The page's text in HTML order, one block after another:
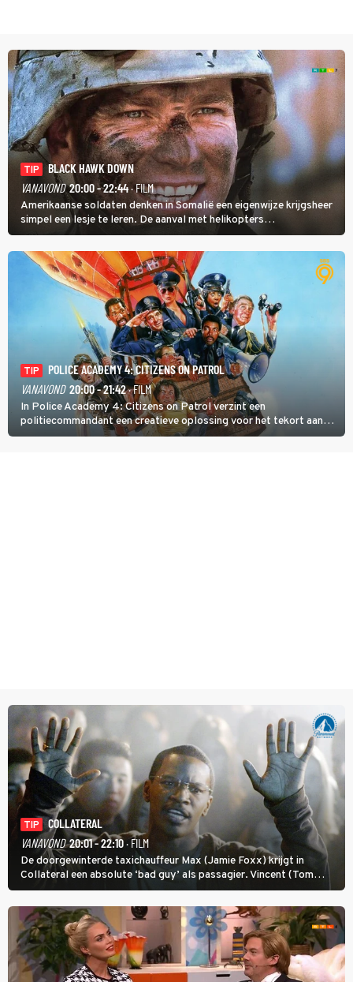
TIP
BLACK HAWK DOWN
VANAVOND 20:00 - 22:44· FILM
Amerikaanse soldaten denken in Somalië een eigenwijze krijgsheer
simpel een lesje te leren. De aanval met helikopters
verloopt in Black Hawk down dramatisch.
TIP
POLICE ACADEMY 4: CITIZENS ON PATROL
VANAVOND 20:00 - 21:42· FILM
In Police Academy 4: Citizens on Patrol verzint een
politiecommandant een creatieve oplossing voor het tekort aan
agenten.
TIP
COLLATERAL
VANAVOND 20:01 - 22:10· FILM
De doorgewinterde taxichauffeur Max (Jamie Foxx) krijgt in
Collateral een absolute ‘bad guy’ als passagier. Vincent (Tom
Cruise) heeft hem nodig om hem de stad door te loodsen om een
wel heel lugubere reden.